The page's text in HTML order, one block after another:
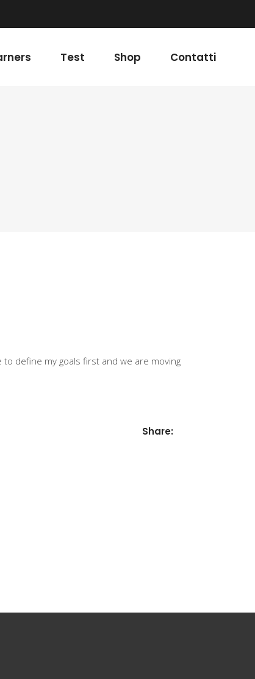
Test Shop Contatti
define my goals first and we are moving
Share: